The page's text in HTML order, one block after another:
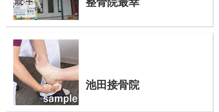
池田接骨院